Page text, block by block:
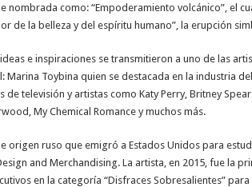
nombrada como: “Empoderamiento volcánico”, el
de la belleza y del espíritu humano”, la erupción
e inspiraciones se transmitieron a uno de las
Marina Toybina quien se destacada en la industria
de televisión y artistas como Katy Perry, Britney
My Chemical Romance y muchos más.
origen ruso que emigró a Estados Unidos para
and Merchandising. La artista, en 2015, fue la
en la categoría “Disfraces Sobresalientes”